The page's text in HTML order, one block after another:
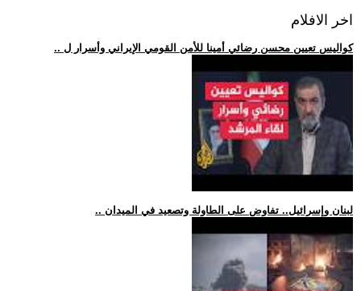
اخر الافلام
.. كواليس تعيين محسن رضائي أمينا للأمن القومي الإيراني وأسرار ل
.. لبنان وإسرائيل.. تفاوض على الطاولة وتصعيد في الميدان